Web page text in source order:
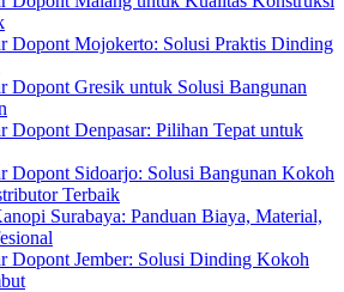
Dopont Mojokerto: Solusi Praktis Dinding
Dopont Gresik untuk Solusi Bangunan
Dopont Denpasar: Pilihan Tepat untuk
Dopont Sidoarjo: Solusi Bangunan Kokoh
Terbaik
Surabaya: Panduan Biaya, Material,
Dopont Jember: Solusi Dinding Kokoh